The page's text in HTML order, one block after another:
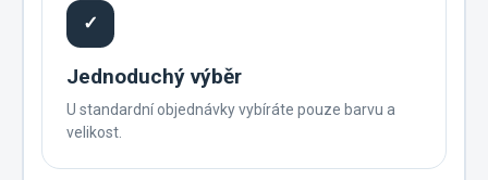
✓
Jednoduchý výběr
U standardní objednávky vybíráte pouze barvu a
velikost.